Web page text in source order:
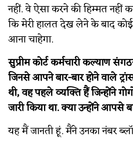
नहीं. वे ऐसा करने की हिम्मत
कि मेरी हालत देख लेने के बाद
आना चाहेगा.
सुप्रीम कोर्ट कर्मचारी कल्याण
जिनसे आपने बार-बार होने वाले
थी, वह पहले व्यक्ति हैं जिन्होंने
जारी किया था. क्या उन्होंने आपसे
यह मैं जानती हूं. मैंने उनका नंबर